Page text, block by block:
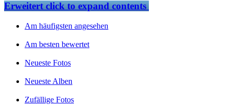
Erweitertclick to expand contents
Am häufigsten angesehen
Am besten bewertet
Neueste Fotos
Neueste Alben
Zufällige Fotos